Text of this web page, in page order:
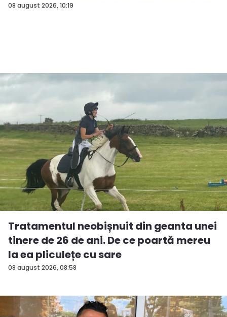
08 august 2026, 10:19
08 august 2026, 08:58
Tratamentul neobișnuit din geanta unei
tinere de 26 de ani. De ce poartă mereu
la ea pliculețe cu sare